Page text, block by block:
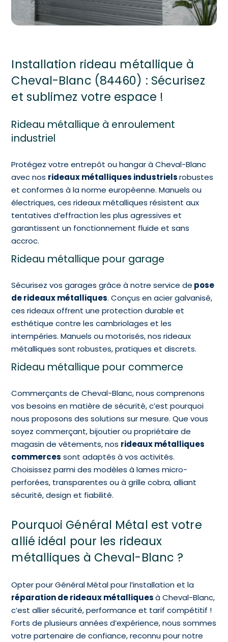
Installation rideau métallique à
Cheval-Blanc (84460) : Sécurisez
et sublimez votre espace !
Rideau métallique à enroulement
industriel
Protégez votre entrepôt ou hangar à Cheval-Blanc
avec nos rideaux métalliques industrielsrobustes
et conformes à la norme européenne. Manuels ou
électriques, ces rideaux métalliques résistent aux
tentatives d’effraction les plus agressives et
garantissent un fonctionnement fluide et sans
accroc.
Rideau métallique pour garage
Sécurisez vos garages grâce à notre service de pose
de rideaux métalliques. Conçus en acier galvanisé,
ces rideaux offrent une protection durable et
esthétique contre les cambriolages et les
intempéries. Manuels ou motorisés, nos rideaux
métalliques sont robustes, pratiques et discrets.
Rideau métallique pour commerce
Commerçants de Cheval-Blanc, nous comprenons
vos besoins en matière de sécurité, c’est pourquoi
nous proposons des solutions sur mesure. Que vous
soyez commerçant, bijoutier ou propriétaire de
magasin de vêtements, nos rideaux métalliques
commerces sont adaptés à vos activités.
Choisissez parmi des modèles à lames micro-
perforées, transparentes ou à grille cobra, alliant
sécurité, design et fiabilité.
Pourquoi Général Métal est votre
allié idéal pour les rideaux
métalliques à Cheval-Blanc ?
Opter pour Général Métal pour l’installation et la
réparation de rideaux métalliquesà Cheval-Blanc,
c’est allier sécurité, performance et tarif compétitif !
Forts de plusieurs années d’expérience, nous sommes
votre partenaire de confiance, reconnu pour notre